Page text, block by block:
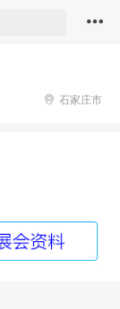
石家庄市